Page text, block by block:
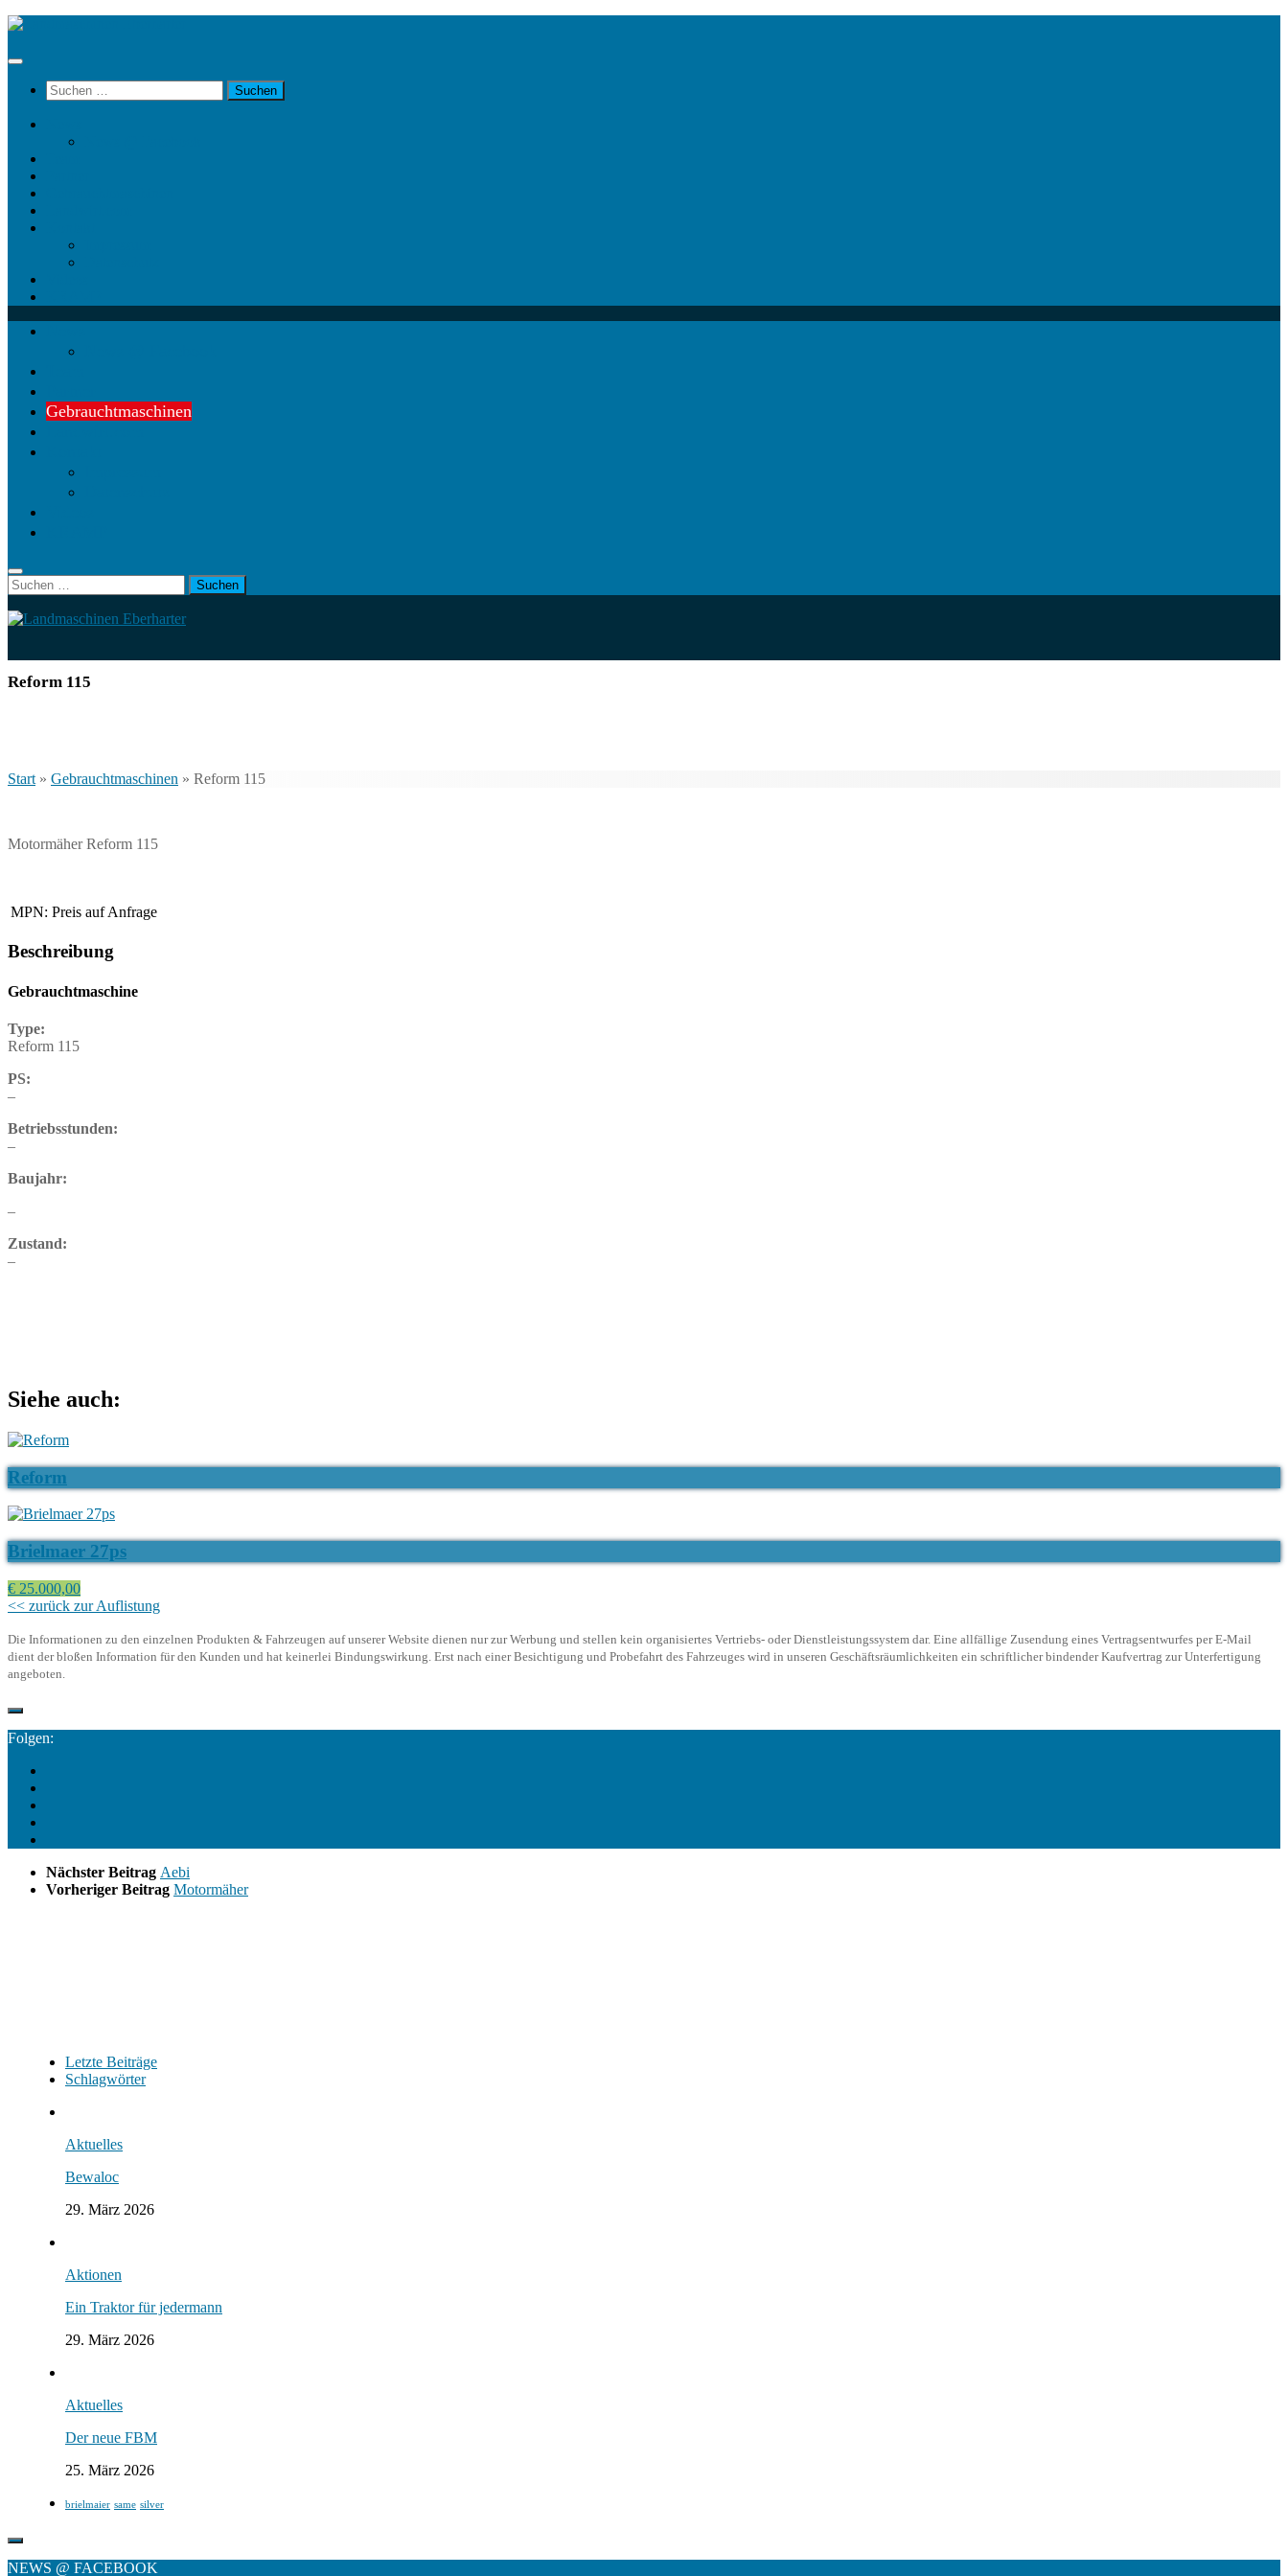
Unter
Inhalt
Suchen
nach:
Gebrauchtmaschinen
Suchen
nach:
Reform 115
Start » Gebrauchtmaschinen » Reform 115
Motormäher Reform 115
MPN: Preis auf Anfrage
Beschreibung
Gebrauchtmaschine
Type:
Reform 115
PS:
–
Betriebsstunden:
–
Baujahr:
–
Zustand:
–
Siehe auch:
Reform
Brielmaer 27ps
€ 25.000,00
<< zurück zur Auflistung
Die Informationen zu den einzelnen Produkten & Fahrzeugen auf unserer Website dienen nur zur Werbung und stellen kein organisiertes Vertriebs- oder Dienstleistungssystem dar. Eine allfällige Zusendung eines Vertragsentwurfes per E-Mail
dient der bloßen Information für den Kunden und hat keinerlei Bindungswirkung. Erst nach einer Besichtigung und Probefahrt des Fahrzeuges wird in unseren Geschäftsräumlichkeiten ein schriftlicher bindender Kaufvertrag zur Unterfertigung
angeboten.
Folgen:
Nächster Beitrag Aebi
Vorheriger Beitrag Motormäher
Letzte Beiträge
Schlagwörter
Aktuelles
Bewaloc
29. März 2026
Aktionen
Ein Traktor für jedermann
29. März 2026
Aktuelles
Der neue FBM
25. März 2026
brielmaier same silver
NEWS @ FACEBOOK